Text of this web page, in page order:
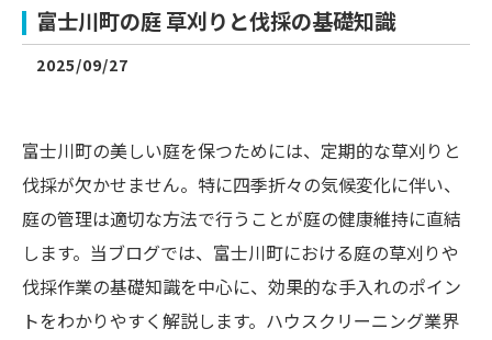
富士川町の庭 草刈りと伐採の基礎知識
2025/09/27
富士川町の美しい庭を保つためには、定期的な草刈りと
伐採が欠かせません。特に四季折々の気候変化に伴い、
庭の管理は適切な方法で行うことが庭の健康維持に直結
します。当ブログでは、富士川町における庭の草刈りや
伐採作業の基礎知識を中心に、効果的な手入れのポイン
トをわかりやすく解説します。ハウスクリーニング業界